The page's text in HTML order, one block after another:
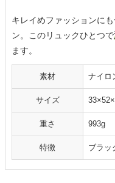
キレイめファッションに
ン。このリュックひとつで
ます。
素材 ナイロ
サイズ
重さ 993g
特徴 ブラッ